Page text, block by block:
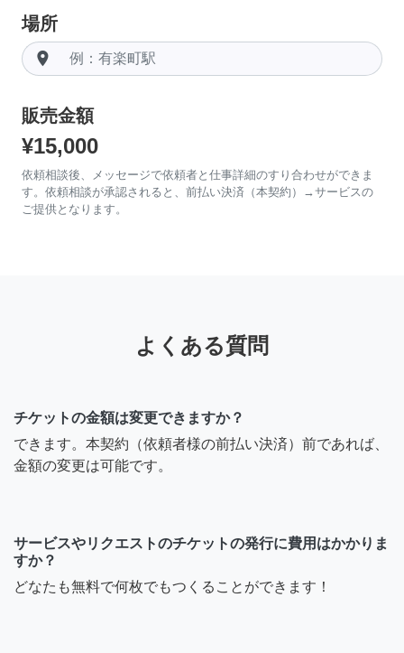
場所
room
販売金額
¥15,000
依頼相談後、メッセージで依頼者と仕事詳細のすり合わせができま
す。依頼相談が承認されると、前払い決済（本契約）→サービスの
ご提供となります。
よくある質問
チケットの金額は変更できますか？
できます。本契約（依頼者様の前払い決済）前であれば、
金額の変更は可能です。
サービスやリクエストのチケットの発行に費用はかかりま
すか？
どなたも無料で何枚でもつくることができます！